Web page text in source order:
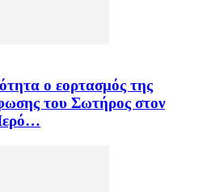
ο εορτασμός της
του Σωτήρος στον